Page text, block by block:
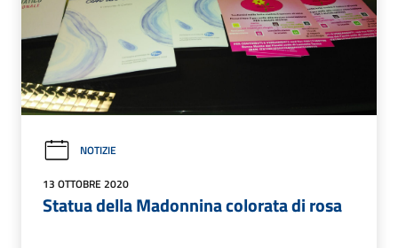
NOTIZIE
13 OTTOBRE 2020
Statua della Madonnina colorata di rosa